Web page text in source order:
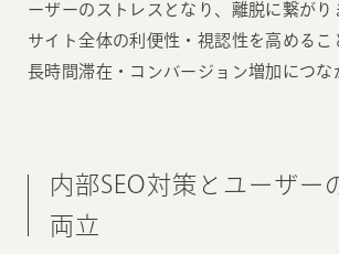
ーザーのストレスとなり、離脱に繋がり
サイト全体の利便性・視認性を高めるこ
長時間滞在・コンバージョン増加につな
内部SEO対策とユーザー
両立